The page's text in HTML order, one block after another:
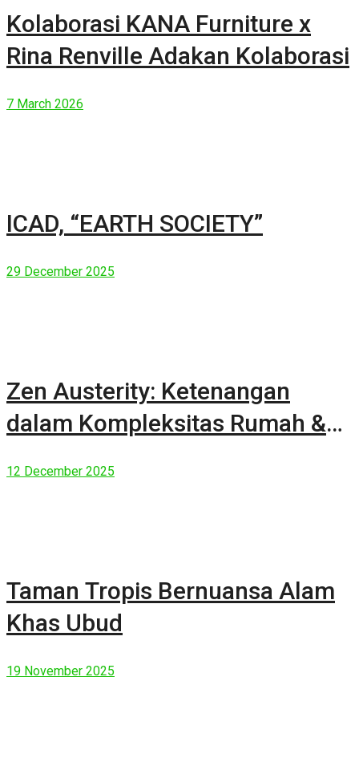
Kolaborasi KANA Furniture x
Rina Renville Adakan Kolaborasi
7 March 2026
ICAD, “EARTH SOCIETY”
29 December 2025
Zen Austerity: Ketenangan
dalam Kompleksitas Rumah &
12 December 2025
Taman Tropis Bernuansa Alam
Khas Ubud
19 November 2025